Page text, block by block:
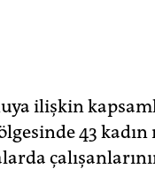
ilişkin
43 kadın